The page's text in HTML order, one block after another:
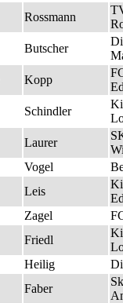
Rossmann
Butscher
Kopp
Schindler
Laurer
Vogel
Leis
Zagel
Friedl
Heilig
Faber